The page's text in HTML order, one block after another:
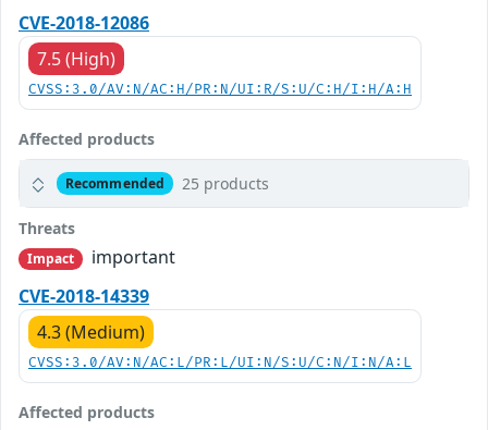
CVE-2018-12086
7.5 (High)
CVSS:3.0/AV:N/AC:H/PR:N/UI:R/S:U/C:H/I:H/A:H
Affected products
Recommended 25 products
Threats
Impact
important
CVE-2018-14339
4.3 (Medium)
CVSS:3.0/AV:N/AC:L/PR:L/UI:N/S:U/C:N/I:N/A:L
Affected products